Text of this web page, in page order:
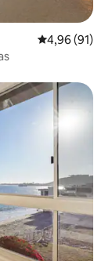
4,96 de uma
4,96 (91)